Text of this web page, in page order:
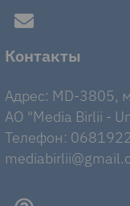
Контакты
Адрес: MD-3805,
AO "Media Birlii -
Телефон: